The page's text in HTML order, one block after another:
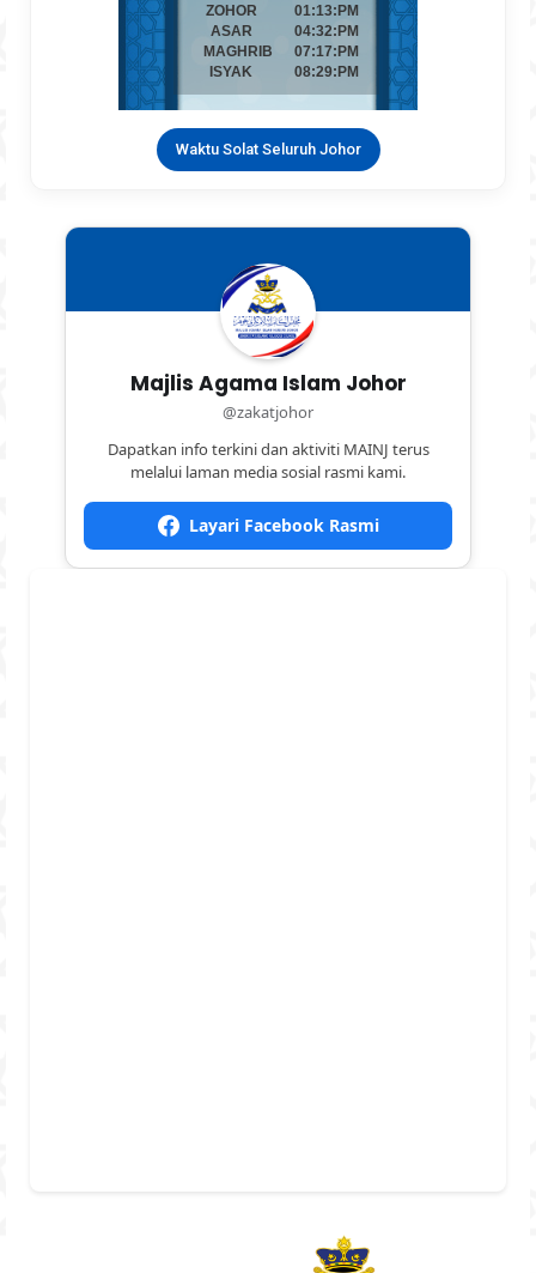
Waktu Solat Seluruh Johor
Majlis Agama Islam Johor
@zakatjohor
Dapatkan info terkini dan aktiviti MAINJ terus
melalui laman media sosial rasmi kami.
Layari Facebook Rasmi